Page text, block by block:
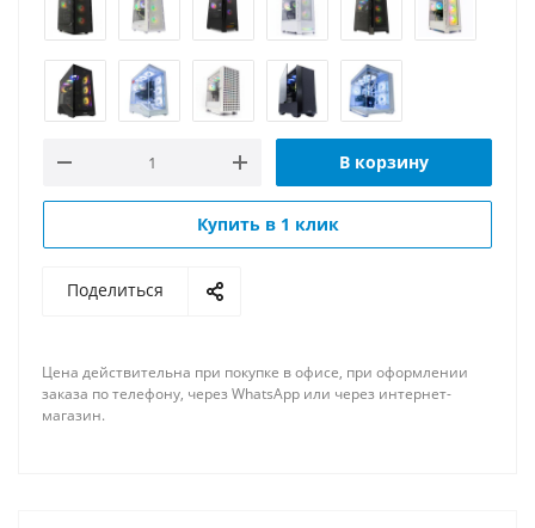
В корзину
Купить в 1 клик
Поделиться
Цена действительна при покупке в офисе, при оформлении
заказа по телефону, через WhatsApp или через интернет-
магазин.